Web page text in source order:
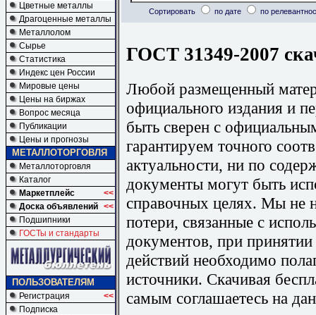
Цветные металлы
Драгоценные металлы
Металлолом
Сырье
Статистика
Индекс цен России
Мировые цены
Цены на биржах
Вопрос месяца
Публикации
Цены и прогнозы
МЕТАЛЛОТОРГОВЛЯ
Металлоторговля
Каталог
Маркетплейс
<<
Доска объявлений <<
Подшипники
ГОСТы и стандарты
ПОЛЬЗОВАТЕЛЯМ
Регистрация
<<
Подписка
Сортировать по дате по
ГОСТ 31349-2007
Любой размещенный
официального издания и
быть сверен с
гарантируем точного
актуальности, ни по
документы могут быть
справочных целях. Мы не
потери, связанные с
документов, при
действий необходимо
источники. Скачивая
самым соглашаетесь на